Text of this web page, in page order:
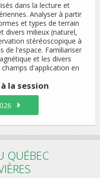
dans la lecture et
Analyser à partir
et types de terrain
divers milieux (naturel,
stéréoscopique à
de l'espace. Familiariser
et les divers
d'application en
à la session
QUÉBEC